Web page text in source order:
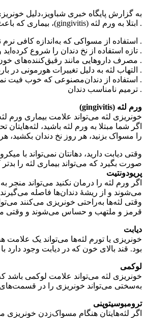
به گزارش پایگاه خبری شباویز،دلیل
. ابتلا به ورم لثه (gingivitis)، بیماری که باعث التهاب و تورم لثه‌ها می‌شود
. استفاده از مسواکی که به‌اندازه کافی
. تازه استفاده از نخ دندان را شروع کرده‌اید
. مصرف داروهایی مانند رقیق‌کننده‌های
. التهاب لثه به دلیل تغییرات هورمونی در
. استفاده از دندان‌مصنوعی که خوب فیت
. ترمیم نامناسب دندان
ورم لثه (gingivitis)
خونریزی لثه می‌تواند علامت بیماری ورم
اگر شما مبتلا به ورم لثه باشید،
را مسواک بزنید، هر روز نخ دندان بکشید،
وقتی دیابت دارید، دهانتان نمی‌تواند با
صورت بگیرد که می‌تواند بیماری لثه را بدتر
پریودونتیت
اگر ورم لثه را درمان نکنید می‌تواند
می‌شوند و از ریشهٔ دندان‌ها فاصله
وقتی لثه‌ها به‌راحتی خونریزی می‌کنند
قرمز و ملتهب و حساس می‌شوند و وقتی
دیابت
خونریزی یا تورم لثه‌ها می‌تواند یک علامت
بود. قند بالای خون که در دیابت وجود دارد
لوکمی
خونریزی لثه می‌تواند علامت لوکمی باشد
به‌سختی می‌تواند خونریزی را در قسمت‌های
ترومبوسیتوپنی
اگر لثه‌هایتان هنگام مسواک‌زدن خونریزی